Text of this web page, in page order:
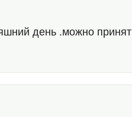
день .можно